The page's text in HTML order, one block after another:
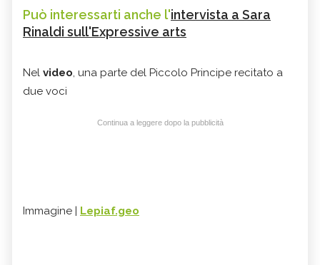
Può interessarti anche l'intervista a Sara
Rinaldi sull'Expressive arts
Nel video, una parte del Piccolo Principe recitato a
due voci
Continua a leggere dopo la pubblicità
Immagine | Lepiaf.geo